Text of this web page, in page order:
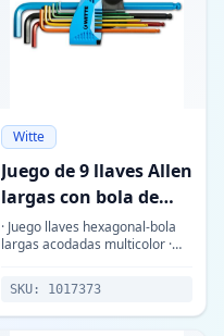
Witte
Juego de 9 llaves Allen
largas con bola de
colores
· Juego llaves hexagonal-bola
largas acodadas multicolor ·
diferenciación en la caja de
herramientas
SKU: 1017373